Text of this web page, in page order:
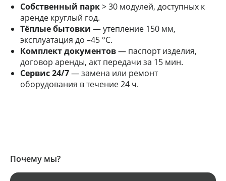
Собственный парк> 30 модулей, доступных к
аренде круглый год.
Тёплые бытовки — утепление 150 мм,
эксплуатация до –45 °С.
Комплект документов— паспорт изделия,
договор аренды, акт передачи за 15 мин.
Сервис 24/7— замена или ремонт
оборудования в течение 24 ч.
Почему мы?